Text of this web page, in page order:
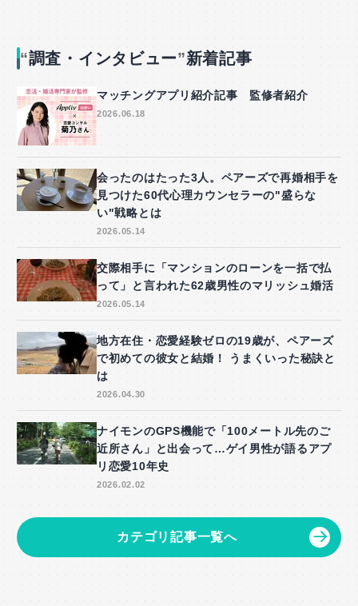
調査・インタビュー 新着記事
マッチングアプリ紹介記事 監修者紹介
2026.06.18
会ったのはたった3人。ペアーズで再婚相手を
見つけた60代心理カウンセラーの"盛らな
い"戦略とは
2026.05.14
交際相手に「マンションのローンを一括で払
って」と言われた62歳男性のマリッシュ婚活
2026.05.14
地方在住・恋愛経験ゼロの19歳が、ペアーズ
で初めての彼女と結婚！ うまくいった秘訣と
は
2026.04.30
ナイモンのGPS機能で「100メートル先のご
近所さん」と出会って…ゲイ男性が語るアプ
リ恋愛10年史
2026.02.02
カテゴリ記事一覧へ